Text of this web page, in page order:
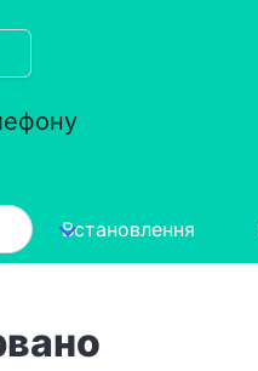
Встановлення